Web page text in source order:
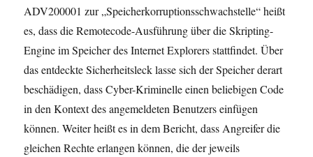
ADV200001 zur „Speicherkorruptionsschwachstelle“ heißt
es, dass die Remotecode-Ausführung über die Skripting-
Engine im Speicher des Internet Explorers stattfindet. Über
das entdeckte Sicherheitsleck lasse sich der Speicher derart
beschädigen, dass Cyber-Kriminelle einen beliebigen Code
in den Kontext des angemeldeten Benutzers einfügen
können. Weiter heißt es in dem Bericht, dass Angreifer die
gleichen Rechte erlangen können, die der jeweils